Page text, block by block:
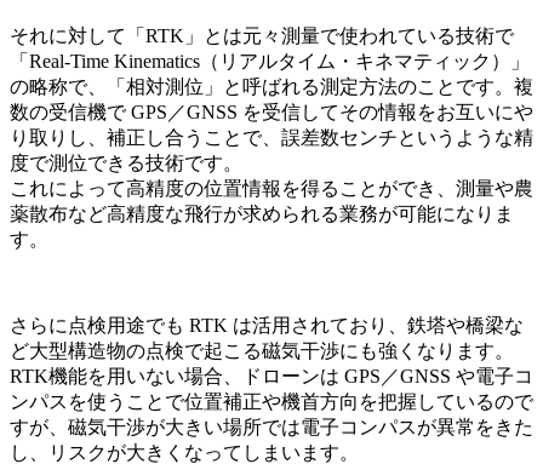
それに対して「RTK」とは元々測量で使われている技術で
「Real-Time Kinematics（リアルタイム・キネマティック）」
の略称で、「相対測位」と呼ばれる測定方法のことです。複
数の受信機で GPS／GNSS を受信してその情報をお互いにや
り取りし、補正し合うことで、誤差数センチというような精
度で測位できる技術です。
これによって高精度の位置情報を得ることができ、測量や農
薬散布など高精度な飛行が求められる業務が可能になりま
す。
さらに点検用途でも RTK は活用されており、鉄塔や橋梁な
ど大型構造物の点検で起こる磁気干渉にも強くなります。
RTK機能を用いない場合、ドローンは GPS／GNSS や電子コ
ンパスを使うことで位置補正や機首方向を把握しているので
すが、磁気干渉が大きい場所では電子コンパスが異常をきた
し、リスクが大きくなってしまいます。